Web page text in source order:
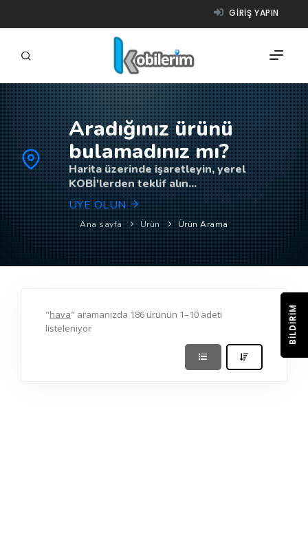
GIRIŞ YAPIN
FIRMALAR
ÜRÜNLER
NASIL ÇALIŞIR?
YARDIM
Aradığınız ürünü
bulamadınız mı?
Harita üzerinde işaretleyin, yerel
KOBİ'lerden teklif alın...
ÜYE OLUN
Ana sayfa Ürün Ürün Arama
"hava" aramanızda 186 ürünün 1–10 adeti
listeleniyor
BILDIRIM